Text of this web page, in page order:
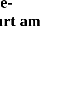
am